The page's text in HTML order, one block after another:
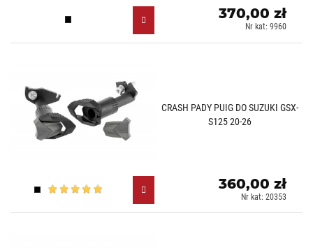
Czarny (N)
370,00 zł
Nr kat: 9960
CRASH PADY PUIG DO SUZUKI GSX-
S125 20-26
Czarny (N)
360,00 zł
Nr kat: 20353